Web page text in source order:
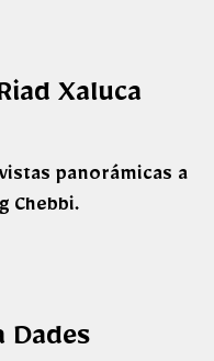
Xaluca
panorámicas a
Chebbi.
Dades